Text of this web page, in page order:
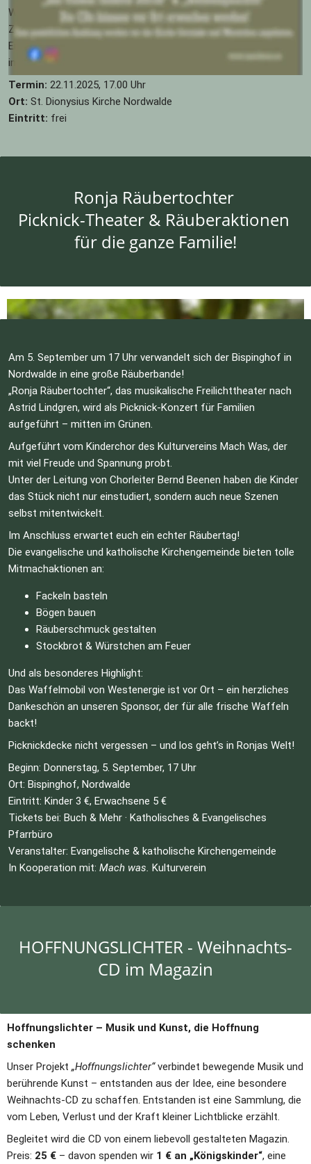
Wir freuen uns auf ein festliches, herzverbundenes
Zusammensein.
Ein Abend der Gemeinschaft – leuchtend wie ein Fenster, das
im Winter offen steht.
Termin: 22.11.2025, 17.00 Uhr
Ort: St. Dionysius Kirche Nordwalde
Eintritt: frei
Ronja Räubertochter
Picknick-Theater & Räuberaktionen
für die ganze Familie!
Am 5. September um 17 Uhr verwandelt sich der Bispinghof in
Nordwalde in eine große Räuberbande!
„Ronja Räubertochter“, das musikalische Freilichttheater nach
Astrid Lindgren, wird als Picknick-Konzert für Familien
aufgeführt – mitten im Grünen.
Aufgeführt vom Kinderchor des Kulturvereins Mach Was, der
mit viel Freude und Spannung probt.
Unter der Leitung von Chorleiter Bernd Beenen haben die Kinder
das Stück nicht nur einstudiert, sondern auch neue Szenen
selbst mitentwickelt.
Im Anschluss erwartet euch ein echter Räubertag!
Die evangelische und katholische Kirchengemeinde bieten tolle
Mitmachaktionen an:
Fackeln basteln
Bögen bauen
Räuberschmuck gestalten
Stockbrot & Würstchen am Feuer
Und als besonderes Highlight:
Das Waffelmobil von Westenergie ist vor Ort – ein herzliches
Dankeschön an unseren Sponsor, der für alle frische Waffeln
backt!
Picknickdecke nicht vergessen – und los geht’s in Ronjas Welt!
Beginn: Donnerstag, 5. September, 17 Uhr
Ort: Bispinghof, Nordwalde
Eintritt: Kinder 3 €, Erwachsene 5 €
Tickets bei: Buch & Mehr · Katholisches & Evangelisches
Pfarrbüro
Veranstalter: Evangelische & katholische Kirchengemeinde
In Kooperation mit: Mach was. Kulturverein
HOFFNUNGSLICHTER - Weihnachts-
CD im Magazin
Hoffnungslichter – Musik und Kunst, die Hoffnung
schenken
Unser Projekt „Hoffnungslichter“ verbindet bewegende Musik und
berührende Kunst – entstanden aus der Idee, eine besondere
Weihnachts-CD zu schaffen. Entstanden ist eine Sammlung, die
vom Leben, Verlust und der Kraft kleiner Lichtblicke erzählt.
Begleitet wird die CD von einem liebevoll gestalteten Magazin.
Preis: 25 € – davon spenden wir 1 € an „Königskinder“, eine